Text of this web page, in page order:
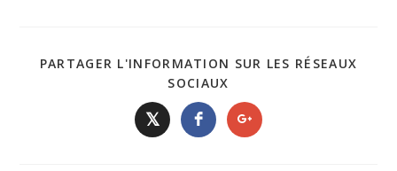
PARTAGER L'INFORMATION SUR LES RÉSEAUX
SOCIAUX
𝕏